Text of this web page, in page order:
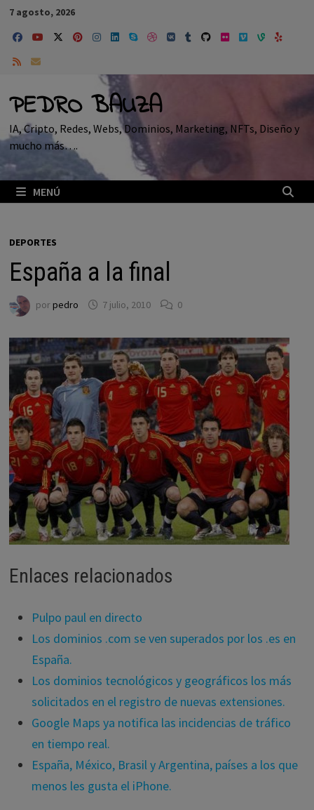
Saltar
contenido
7 agosto, 2026
PEDRO BAUZA
IA, Cripto, Redes, Webs, Dominios, Marketing, NFTs, Diseño y
mucho más….
MENÚ
DEPORTES
España a la final
porpedro 7 julio, 2010 0
Enlaces relacionados
Pulpo paul en directo
Los dominios .com se ven superados por los .es en
España.
Los dominios tecnológicos y geográficos los más
solicitados en el registro de nuevas extensiones.
Google Maps ya notifica las incidencias de tráfico
en tiempo real.
España, México, Brasil y Argentina, países a los que
menos les gusta el iPhone.